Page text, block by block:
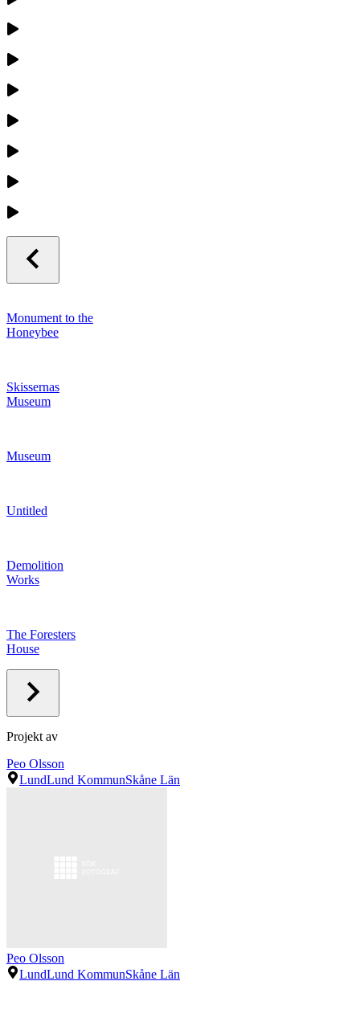
Monument to the
Honeybee
Skissernas
Museum
Museum
Untitled
Demolition
Works
The Foresters
House
Projekt av
Peo Olsson
LundLund KommunSkåne Län
Peo Olsson
LundLund KommunSkåne Län